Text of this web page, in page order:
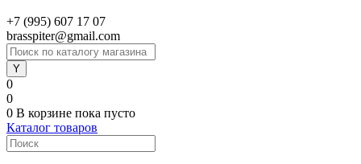
+7 (995) 607 17 07
brasspiter@gmail.com
0
0
0 В корзине пока пусто
Каталог товаров